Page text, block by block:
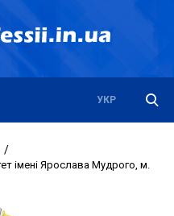
РУС
УКР
/
імені Ярослава Мудрого, м.